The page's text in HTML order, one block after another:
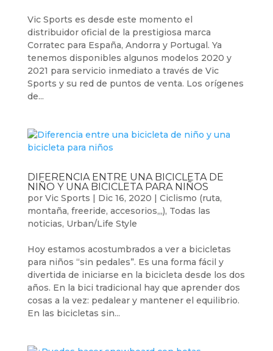
Vic Sports es desde este momento el
distribuidor oficial de la prestigiosa marca
Corratec para España, Andorra y Portugal. Ya
tenemos disponibles algunos modelos 2020 y
2021 para servicio inmediato a través de Vic
Sports y su red de puntos de venta. Los orígenes
de...
DIFERENCIA ENTRE UNA BICICLETA DE
NIÑO Y UNA BICICLETA PARA NIÑOS
por Vic Sports | Dic 16, 2020 | Ciclismo (ruta,
montaña, freeride, accesorios,,,), Todas las
noticias, Urban/Life Style
Hoy estamos acostumbrados a ver a bicicletas
para niños “sin pedales”. Es una forma fácil y
divertida de iniciarse en la bicicleta desde los dos
años. En la bici tradicional hay que aprender dos
cosas a la vez: pedalear y mantener el equilibrio.
En las bicicletas sin...